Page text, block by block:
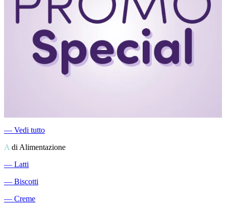
― Vedi tutto
A di Alimentazione
― Latti
― Biscotti
― Creme